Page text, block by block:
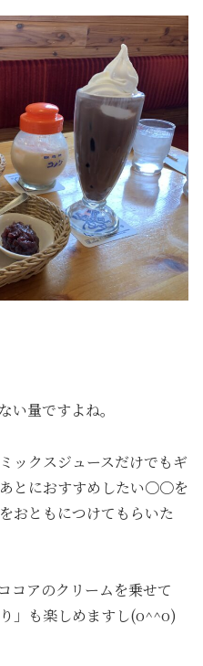
い量ですよね。
ックスジュースだけでもギ
とにおすすめしたい〇〇を
おともにつけてもらいた
コアのクリームを乗せて
」も楽しめますし(o^^o)